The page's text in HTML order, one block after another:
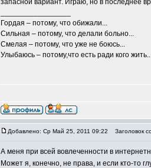
запасной вариант. Играю, но в последнее
Гордая – потому, что обижали...
Сильная – потому, что делали больно...
Смелая – потому, что уже не боюсь...
Улыбаюсь – потому,что есть ради кого
Добавлено: Ср Май 25, 2011 09:22 Заголовок
А меня при всей вовлеченности в
Может я, конечно, не права, и если кто-то